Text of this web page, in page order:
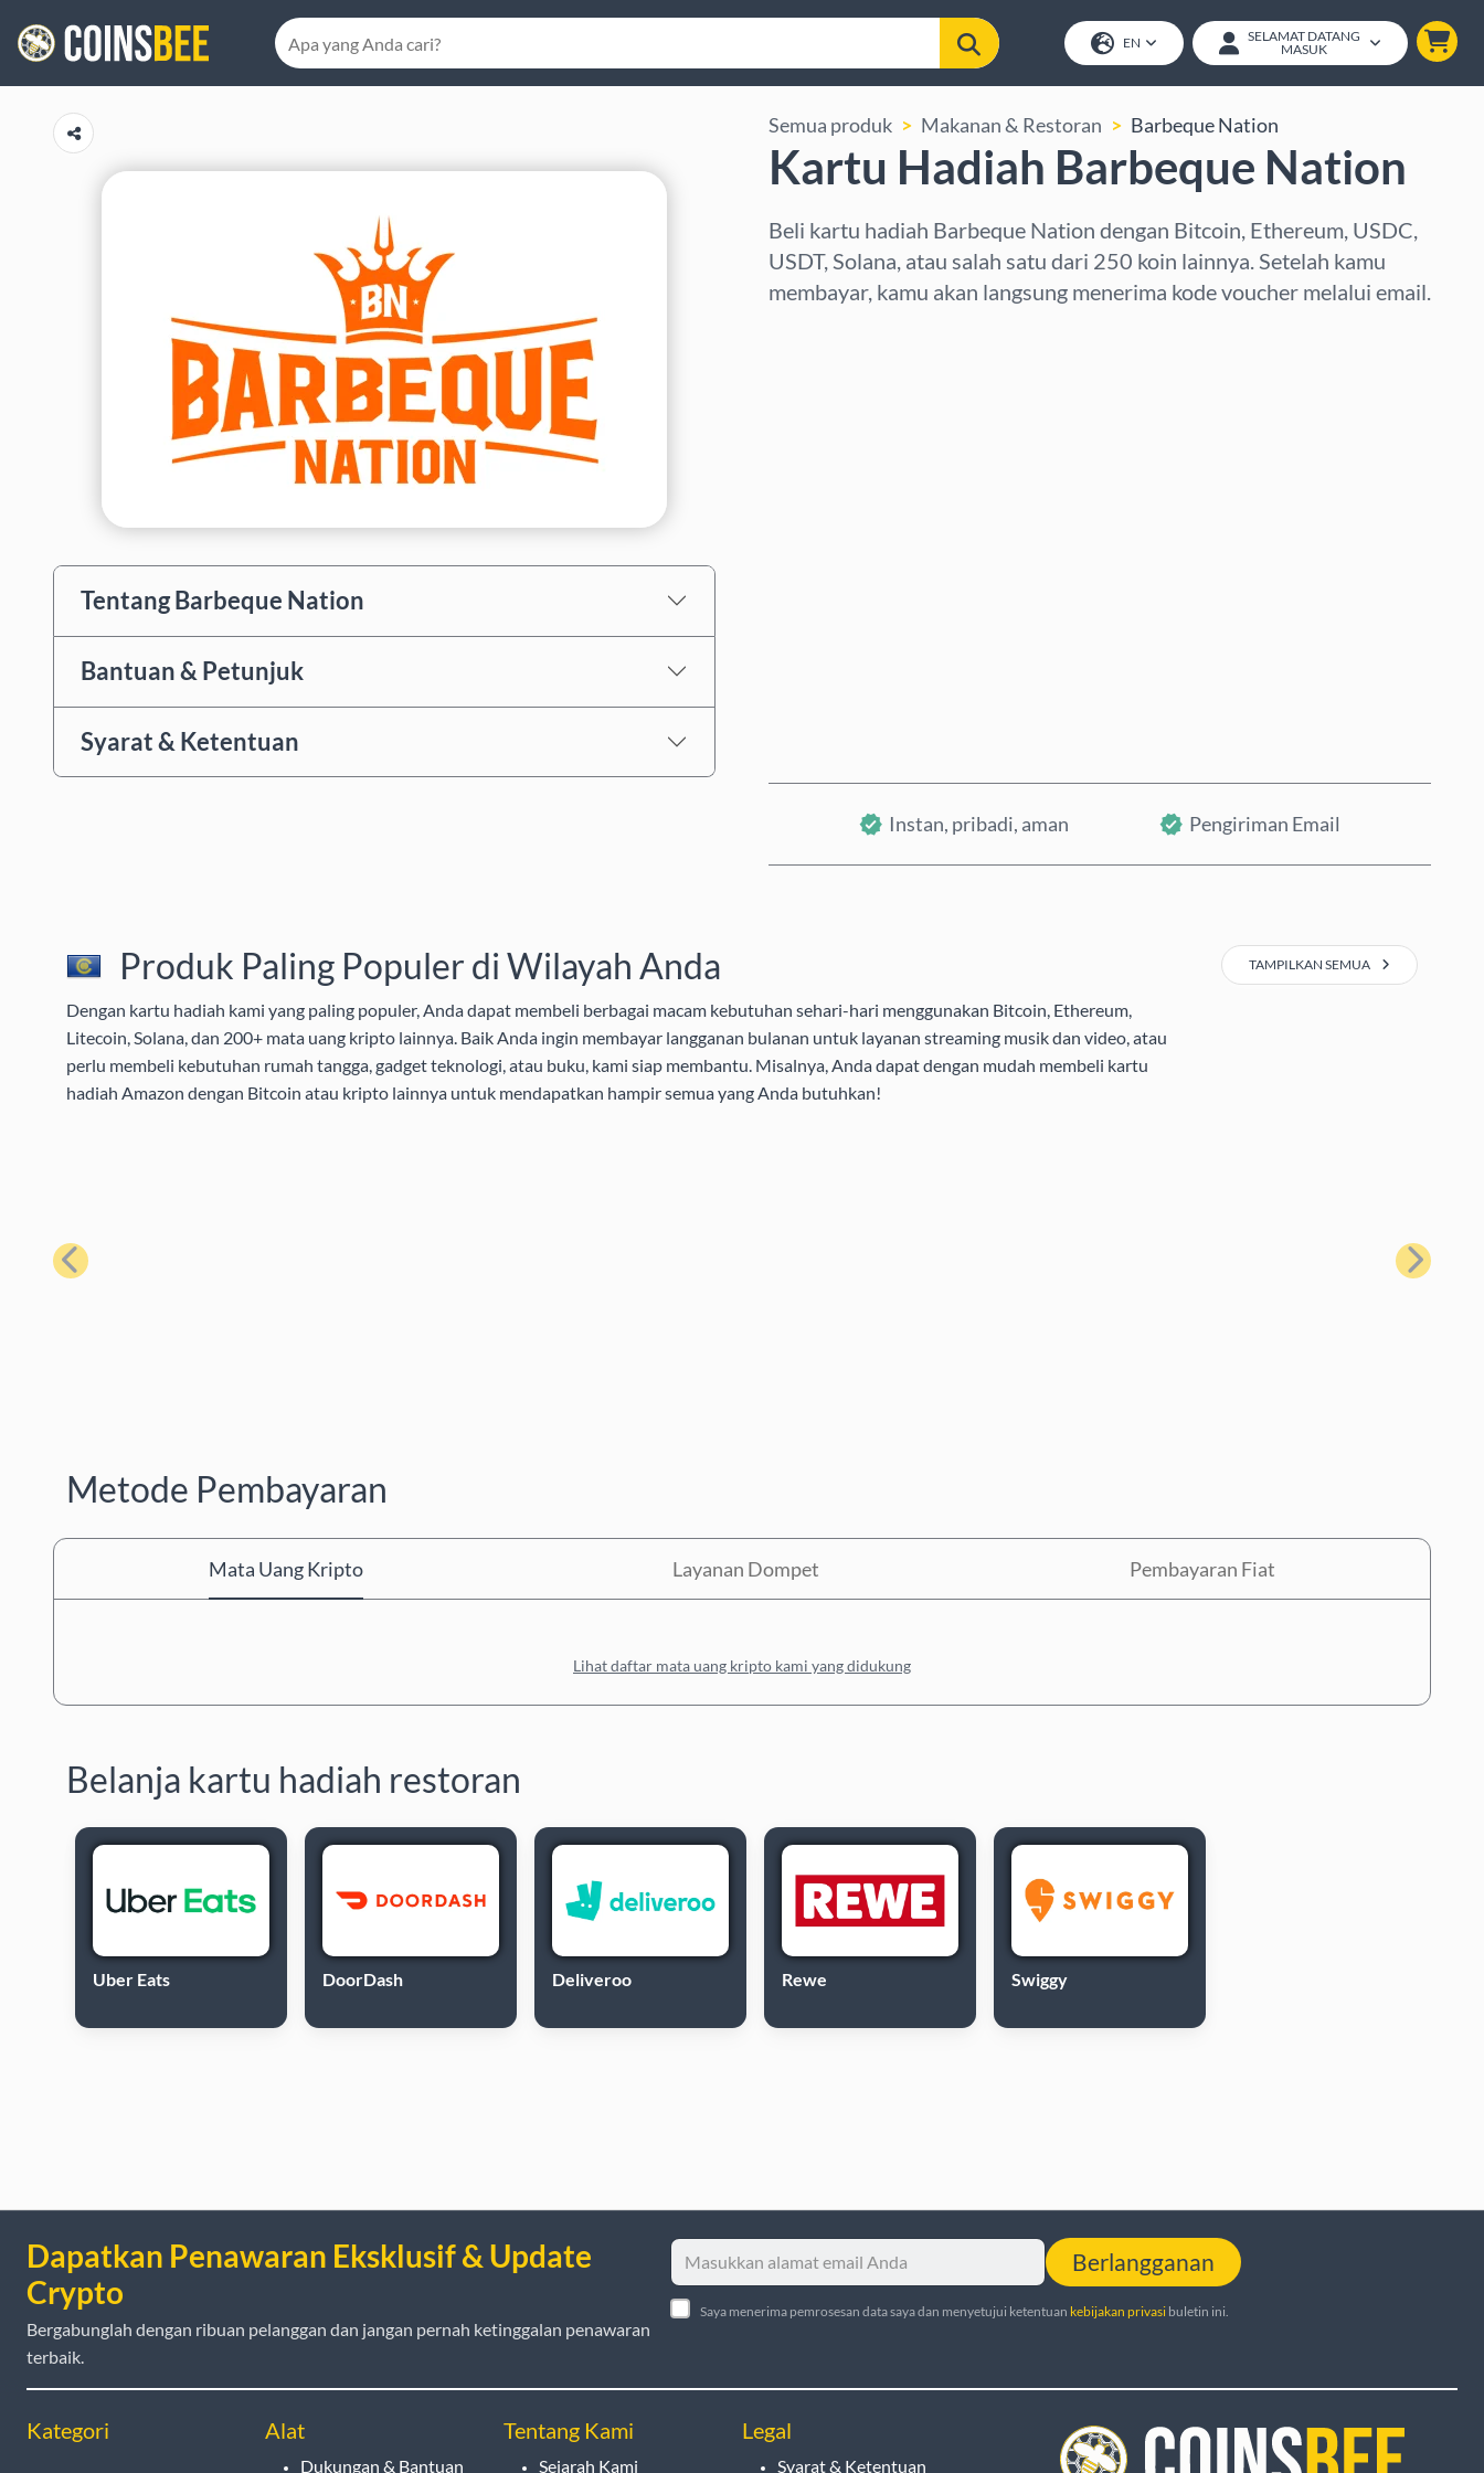
EN
SELAMAT DATANG
MASUK
Tentang Barbeque Nation
Bantuan & Petunjuk
Syarat & Ketentuan
Semua produk Makanan & Restoran Barbeque Nation
Kartu Hadiah Barbeque Nation
Beli kartu hadiah Barbeque Nation dengan Bitcoin, Ethereum, USDC,
USDT, Solana, atau salah satu dari 250 koin lainnya. Setelah kamu
membayar, kamu akan langsung menerima kode voucher melalui email.
Instan, pribadi, aman Pengiriman Email
Produk Paling Populer di Wilayah Anda
Dengan kartu hadiah kami yang paling populer, Anda dapat membeli berbagai macam kebutuhan sehari-hari menggunakan Bitcoin, Ethereum,
Litecoin, Solana, dan 200+ mata uang kripto lainnya. Baik Anda ingin membayar langganan bulanan untuk layanan streaming musik dan video, atau
perlu membeli kebutuhan rumah tangga, gadget teknologi, atau buku, kami siap membantu. Misalnya, Anda dapat dengan mudah membeli kartu
hadiah Amazon dengan Bitcoin atau kripto lainnya untuk mendapatkan hampir semua yang Anda butuhkan!
TAMPILKAN SEMUA
Sebelumnya Berikutnya
Metode Pembayaran
Mata Uang Kripto Layanan Dompet Pembayaran Fiat
Lihat daftar mata uang kripto kami yang didukung
Belanja kartu hadiah restoran
Uber Eats DoorDash Deliveroo Rewe Swiggy
Dapatkan Penawaran Eksklusif & Update
Crypto
Bergabunglah dengan ribuan pelanggan dan jangan pernah ketinggalan penawaran
terbaik.
Berlangganan
Saya menerima pemrosesan data saya dan menyetujui ketentuan kebijakan privasibuletin ini.
Kategori Alat
Dukungan & Bantuan
Tentang Kami
Sejarah Kami
Legal
Syarat & Ketentuan